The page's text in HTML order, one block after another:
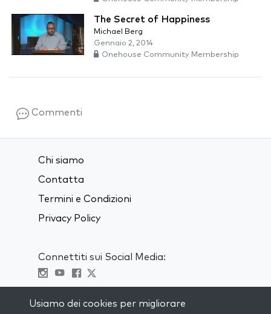
The Secret of Happiness
Michael Berg
Gennaio 2, 2014
Onehouse Community Membership
Commenti
Chi siamo
Contatta
Termini e Condizioni
Privacy Policy
Connettiti sui Social Media:
Usiamo dei cookies per migliorare